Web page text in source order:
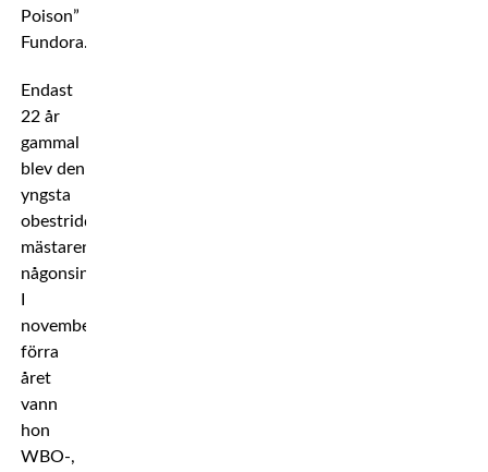
Poison”
Fundora.
Endast
22 år
gammal
blev den
yngsta
obestridda
mästaren
någonsin.
I
november
förra
året
vann
hon
WBO-,